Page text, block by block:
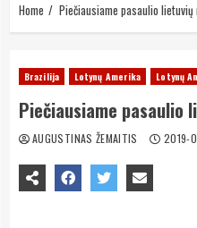
Home Piečiausiame pasaulio
Brazilija Lotynų Amerika Lotynų
Piečiausiame pasaulio
AUGUSTINAS ŽEMAITIS 2019-